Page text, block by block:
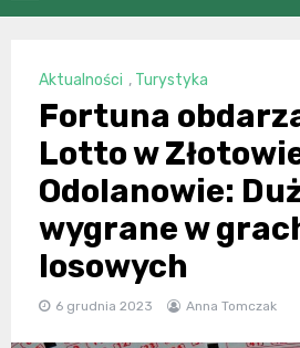
Aktualności , Turystyka
Fortuna
Lotto w
Odolanowie:
wygrane w
losowych
6 grudnia 2023 Anna Tomczak